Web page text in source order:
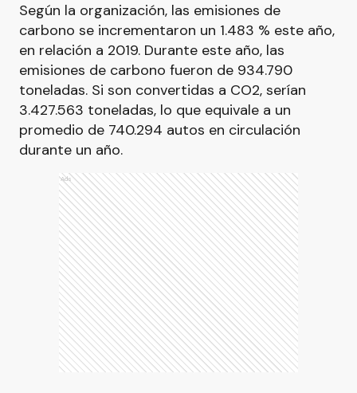
Según la organización, las emisiones de
carbono se incrementaron un 1.483 % este año,
en relación a 2019. Durante este año, las
emisiones de carbono fueron de 934.790
toneladas. Si son convertidas a CO2, serían
3.427.563 toneladas, lo que equivale a un
promedio de 740.294 autos en circulación
durante un año.
Ads